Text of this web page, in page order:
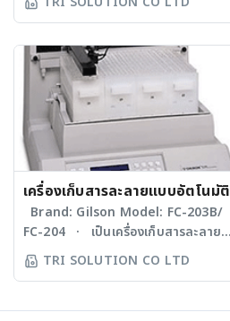
ในการซอฟต์แวร์ TRILUTION® LH
syringe pump จำนวน 4 ชุด
สามารถสกัดตัวอย่างแบบอัตโนมัติได้
ครั้งละ 4 ตัวอย่างพร้อมกัน ช่วยเพิ่ม
ประสิทธิภาพและความรวดเร็วในการ
สกัดตัวอย่าง มี Syringe Pump แบบ
คู่ รุ่น VERITY® 4260 ที่สามารถตรวจ
สอบแรงดันในแต่ละช่องการสกัดขณะ
สกัดตัวอย่าง การสกัดเป็นแบบใช้แรง
ดันบวก ร่วมกับเทคโนโลยี Sealing
cap ช่วยให้ SPE Cartridge แต่ละอัน
เครื่องง่ายเพียงแค่ วางตัวอย่างในถาด
Mobile SPE Rack เติม Solvent ที่ใช้
เครื่องเก็บสารละลายแบบอัตโนมัติ
Brand: Gilson Model: FC-203B/
FC-204 · เป็นเครื่องเก็บสารละลาย
แบบอัตโนมัติ สามารถใช้งานแบบ
Stand Alone หรือป้อนคำสั่งผ่านหน้า
วาล์วแบบ 3 ทาง ชนิด PTFE ขนาด
TRI SOLUTION CO LTD